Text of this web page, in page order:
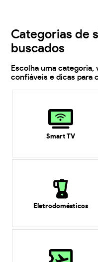
Categorias de
buscados
Escolha uma
confiáveis e dicas para
Smart TV
Eletrodomésticos